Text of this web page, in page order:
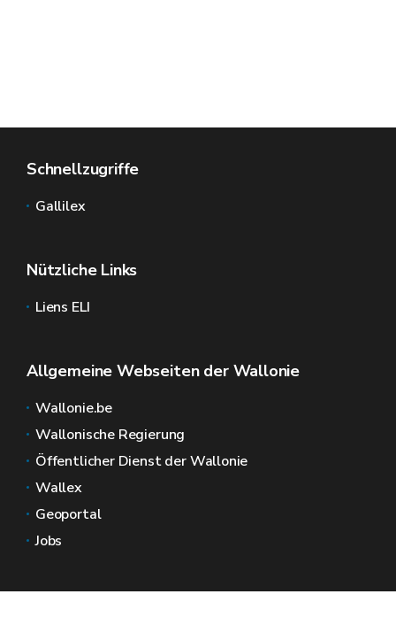
Schnellzugriffe
Gallilex
Nützliche Links
Liens ELI
Allgemeine Webseiten der Wallonie
Wallonie.be
Wallonische Regierung
Öffentlicher Dienst der Wallonie
Wallex
Geoportal
Jobs